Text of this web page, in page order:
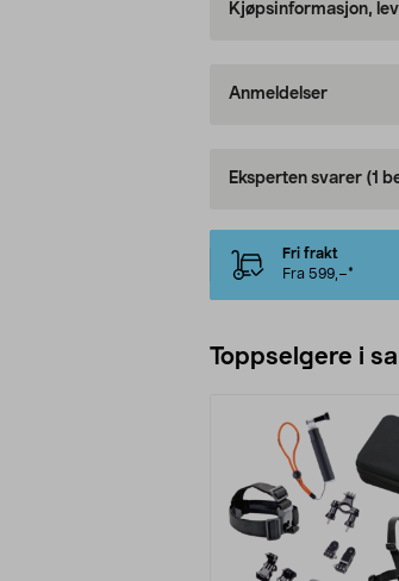
Kjøpsinformasjon,
Anmeldelser
Eksperten svarer (1
Fri frakt
Fra 599,–*
Toppselgere i